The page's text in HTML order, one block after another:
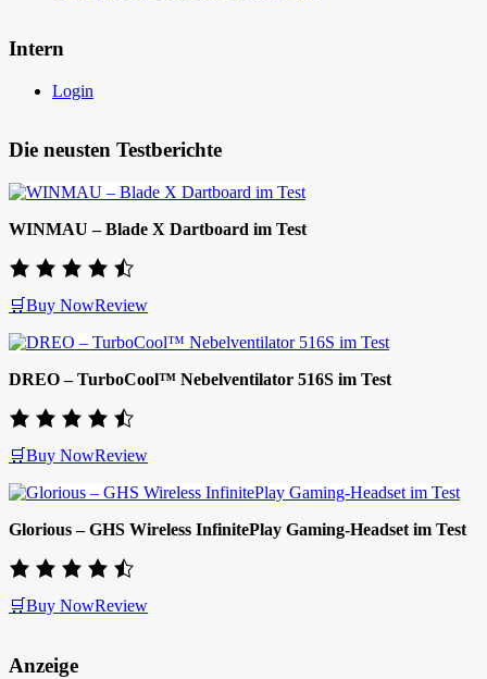
Intern
Login
Die neusten Testberichte
WINMAU – Blade X Dartboard im Test
🛒Buy NowReview
DREO – TurboCool™ Nebelventilator 516S im Test
🛒Buy NowReview
Glorious – GHS Wireless InfinitePlay Gaming-Headset im Test
🛒Buy NowReview
Anzeige